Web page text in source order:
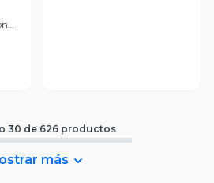
30 de 626 productos
más